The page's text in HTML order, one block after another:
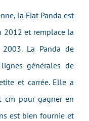
la Fiat Panda est
2012 et remplace la
La Panda de
générales de
et carrée. Elle a
pour gagner en
est bien fournie et